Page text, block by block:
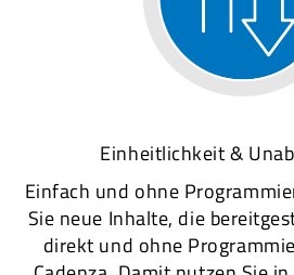
Einheitlichkeit &
Einfach und ohne
Sie neue Inhalte, die
direkt und ohne